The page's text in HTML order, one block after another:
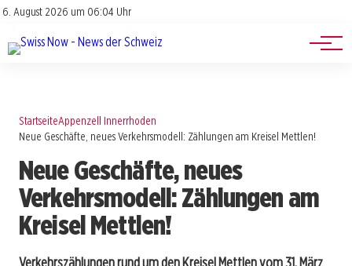
6. August 2026 um 06:04 Uhr
Impressum
Jobs
Events
StartseiteAppenzell Innerrhoden
Neue Geschäfte, neues Verkehrsmodell: Zählungen am Kreisel Mettlen!
Neue Geschäfte, neues
Verkehrsmodell: Zählungen am
Kreisel Mettlen!
Verkehrszählungen rund um den Kreisel Mettlen vom 31. März